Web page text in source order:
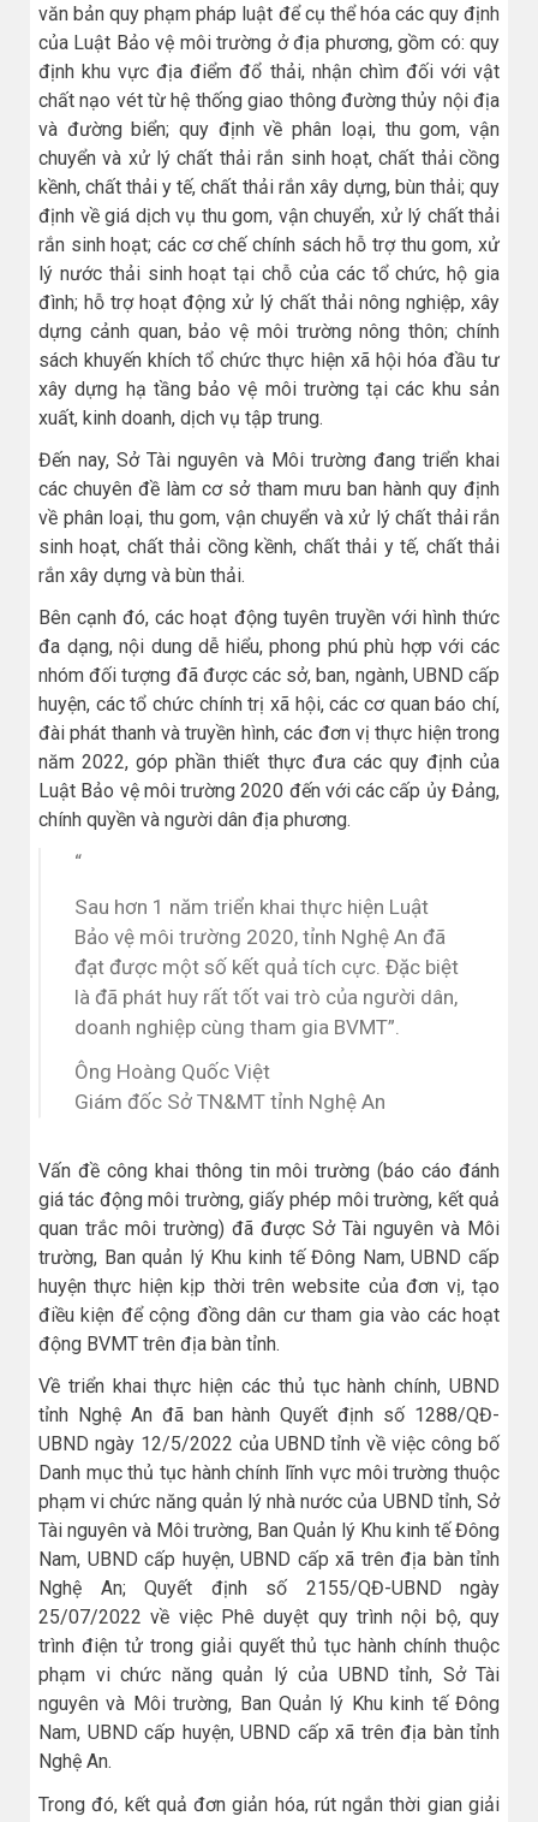
văn bản quy phạm pháp luật để cụ thể hóa các quy định
của Luật Bảo vệ môi trường ở địa phương, gồm có: quy
định khu vực địa điểm đổ thải, nhận chìm đối với vật
chất nạo vét từ hệ thống giao thông đường thủy nội địa
và đường biển; quy định về phân loại, thu gom, vận
chuyển và xử lý chất thải rắn sinh hoạt, chất thải cồng
kềnh, chất thải y tế, chất thải rắn xây dựng, bùn thải; quy
định về giá dịch vụ thu gom, vận chuyển, xử lý chất thải
rắn sinh hoạt; các cơ chế chính sách hỗ trợ thu gom, xử
lý nước thải sinh hoạt tại chỗ của các tổ chức, hộ gia
đình; hỗ trợ hoạt động xử lý chất thải nông nghiệp, xây
dựng cảnh quan, bảo vệ môi trường nông thôn; chính
sách khuyến khích tổ chức thực hiện xã hội hóa đầu tư
xây dựng hạ tầng bảo vệ môi trường tại các khu sản
xuất, kinh doanh, dịch vụ tập trung.
Đến nay, Sở Tài nguyên và Môi trường đang triển khai
các chuyên đề làm cơ sở tham mưu ban hành quy định
về phân loại, thu gom, vận chuyển và xử lý chất thải rắn
sinh hoạt, chất thải cồng kềnh, chất thải y tế, chất thải
rắn xây dựng và bùn thải.
Bên cạnh đó, các hoạt động tuyên truyền với hình thức
đa dạng, nội dung dễ hiểu, phong phú phù hợp với các
nhóm đối tượng đã được các sở, ban, ngành, UBND cấp
huyện, các tổ chức chính trị xã hội, các cơ quan báo chí,
đài phát thanh và truyền hình, các đơn vị thực hiện trong
năm 2022, góp phần thiết thực đưa các quy định của
Luật Bảo vệ môi trường 2020 đến với các cấp ủy Đảng,
chính quyền và người dân địa phương.
“
Sau hơn 1 năm triển khai thực hiện Luật
Bảo vệ môi trường 2020, tỉnh Nghệ An đã
đạt được một số kết quả tích cực. Đặc biệt
là đã phát huy rất tốt vai trò của người dân,
doanh nghiệp cùng tham gia BVMT”.
Ông Hoàng Quốc Việt
Giám đốc Sở TN&MT tỉnh Nghệ An
Vấn đề công khai thông tin môi trường (báo cáo đánh
giá tác động môi trường, giấy phép môi trường, kết quả
quan trắc môi trường) đã được Sở Tài nguyên và Môi
trường, Ban quản lý Khu kinh tế Đông Nam, UBND cấp
huyện thực hiện kịp thời trên website của đơn vị, tạo
điều kiện để cộng đồng dân cư tham gia vào các hoạt
động BVMT trên địa bàn tỉnh.
Về triển khai thực hiện các thủ tục hành chính, UBND
tỉnh Nghệ An đã ban hành Quyết định số 1288/QĐ-
UBND ngày 12/5/2022 của UBND tỉnh về việc công bố
Danh mục thủ tục hành chính lĩnh vực môi trường thuộc
phạm vi chức năng quản lý nhà nước của UBND tỉnh, Sở
Tài nguyên và Môi trường, Ban Quản lý Khu kinh tế Đông
Nam, UBND cấp huyện, UBND cấp xã trên địa bàn tỉnh
Nghệ An; Quyết định số 2155/QĐ-UBND ngày
25/07/2022 về việc Phê duyệt quy trình nội bộ, quy
trình điện tử trong giải quyết thủ tục hành chính thuộc
phạm vi chức năng quản lý của UBND tỉnh, Sở Tài
nguyên và Môi trường, Ban Quản lý Khu kinh tế Đông
Nam, UBND cấp huyện, UBND cấp xã trên địa bàn tỉnh
Nghệ An.
Trong đó, kết quả đơn giản hóa, rút ngắn thời gian giải